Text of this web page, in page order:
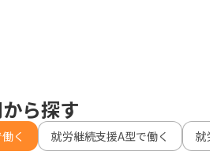
ら探す
く 就労継続支援A型で働く 就